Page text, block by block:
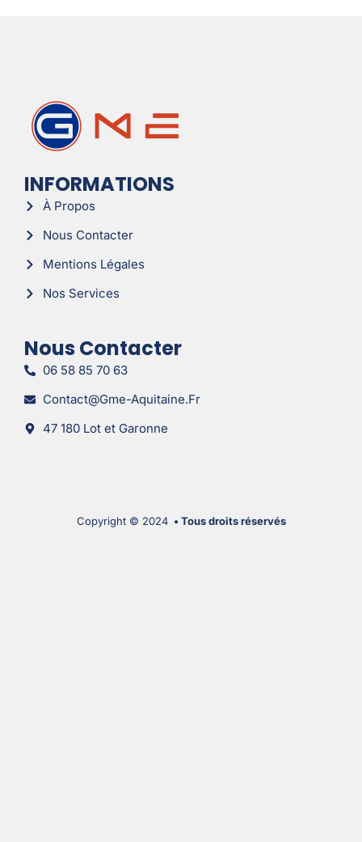
INFORMATIONS
À Propos
Nous Contacter
Mentions Légales
Nos Services
Nous Contacter
06 58 85 70 63
Contact@gme-Aquitaine.fr
47 180 Lot et Garonne
Copyright © 2024 • Tous droits réservés